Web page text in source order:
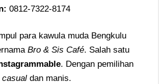
: 0812-7322-8174
para kawula muda Bengkulu
Bro & Sis Café. Salah satu
. Dengan pemilihan
casual dan manis.